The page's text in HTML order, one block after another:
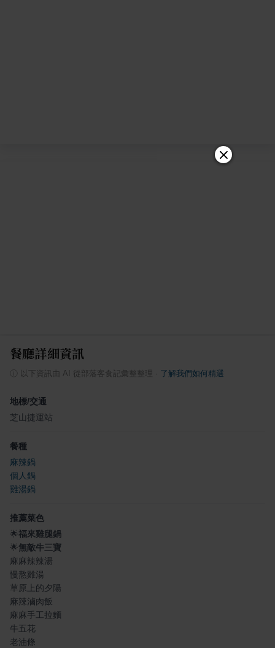
餐廳詳細資訊
以下資訊由 AI 從部落客食記彙整整理 了解我們如何精選
地標/交通
芝山捷運站
餐種
麻辣鍋
個人鍋
雞湯鍋
推薦菜色
🌟福來雞腿鍋
🌟無敵牛三寶
麻麻辣辣湯
慢熬雞湯
草原上的夕陽
麻辣滷肉飯
麻麻手工拉麵
牛五花
老油條